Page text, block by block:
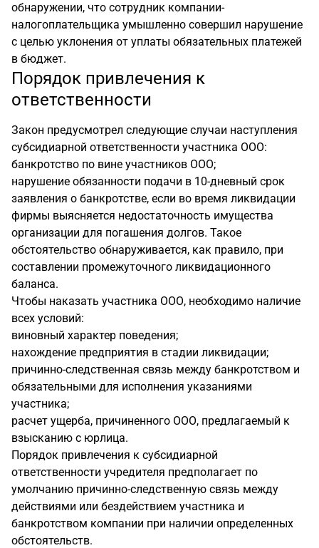
обнаружении, что сотрудник компании-
налогоплательщика умышленно совершил нарушение
с целью уклонения от уплаты обязательных платежей
в бюджет.
Порядок привлечения к
ответственности
Закон предусмотрел следующие случаи наступления
субсидиарной ответственности участника ООО:
банкротство по вине участников ООО;
нарушение обязанности подачи в 10-дневный срок
заявления о банкротстве, если во время ликвидации
фирмы выясняется недостаточность имущества
организации для погашения долгов. Такое
обстоятельство обнаруживается, как правило, при
составлении промежуточного ликвидационного
баланса.
Чтобы наказать участника ООО, необходимо наличие
всех условий:
виновный характер поведения;
нахождение предприятия в стадии ликвидации;
причинно-следственная связь между банкротством и
обязательными для исполнения указаниями
участника;
расчет ущерба, причиненного ООО, предлагаемый к
взысканию с юрлица.
Порядок привлечения к субсидиарной
ответственности учредителя предполагает по
умолчанию причинно-следственную связь между
действиями или бездействием участника и
банкротством компании при наличии определенных
обстоятельств.